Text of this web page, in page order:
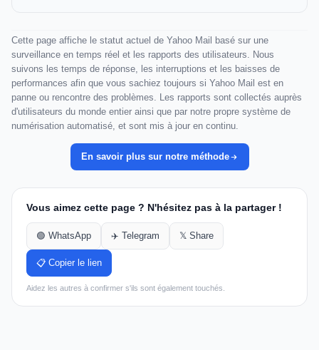
Cette page affiche le statut actuel de Yahoo Mail basé sur une
surveillance en temps réel et les rapports des utilisateurs. Nous
suivons les temps de réponse, les interruptions et les baisses de
performances afin que vous sachiez toujours si Yahoo Mail est en
panne ou rencontre des problèmes. Les rapports sont collectés auprès
d'utilisateurs du monde entier ainsi que par notre propre système de
numérisation automatisé, et sont mis à jour en continu.
En savoir plus sur notre méthode
Vous aimez cette page ? N'hésitez pas à la partager !
🟢 WhatsApp ✈️ Telegram 𝕏 Share
📋 Copier le lien
Aidez les autres à confirmer s'ils sont également touchés.